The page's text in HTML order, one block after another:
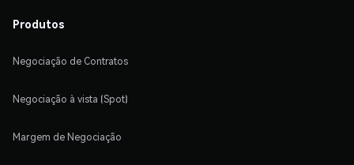
Produtos
Negociação de Contratos
Negociação à vista (Spot)
Margem de Negociação